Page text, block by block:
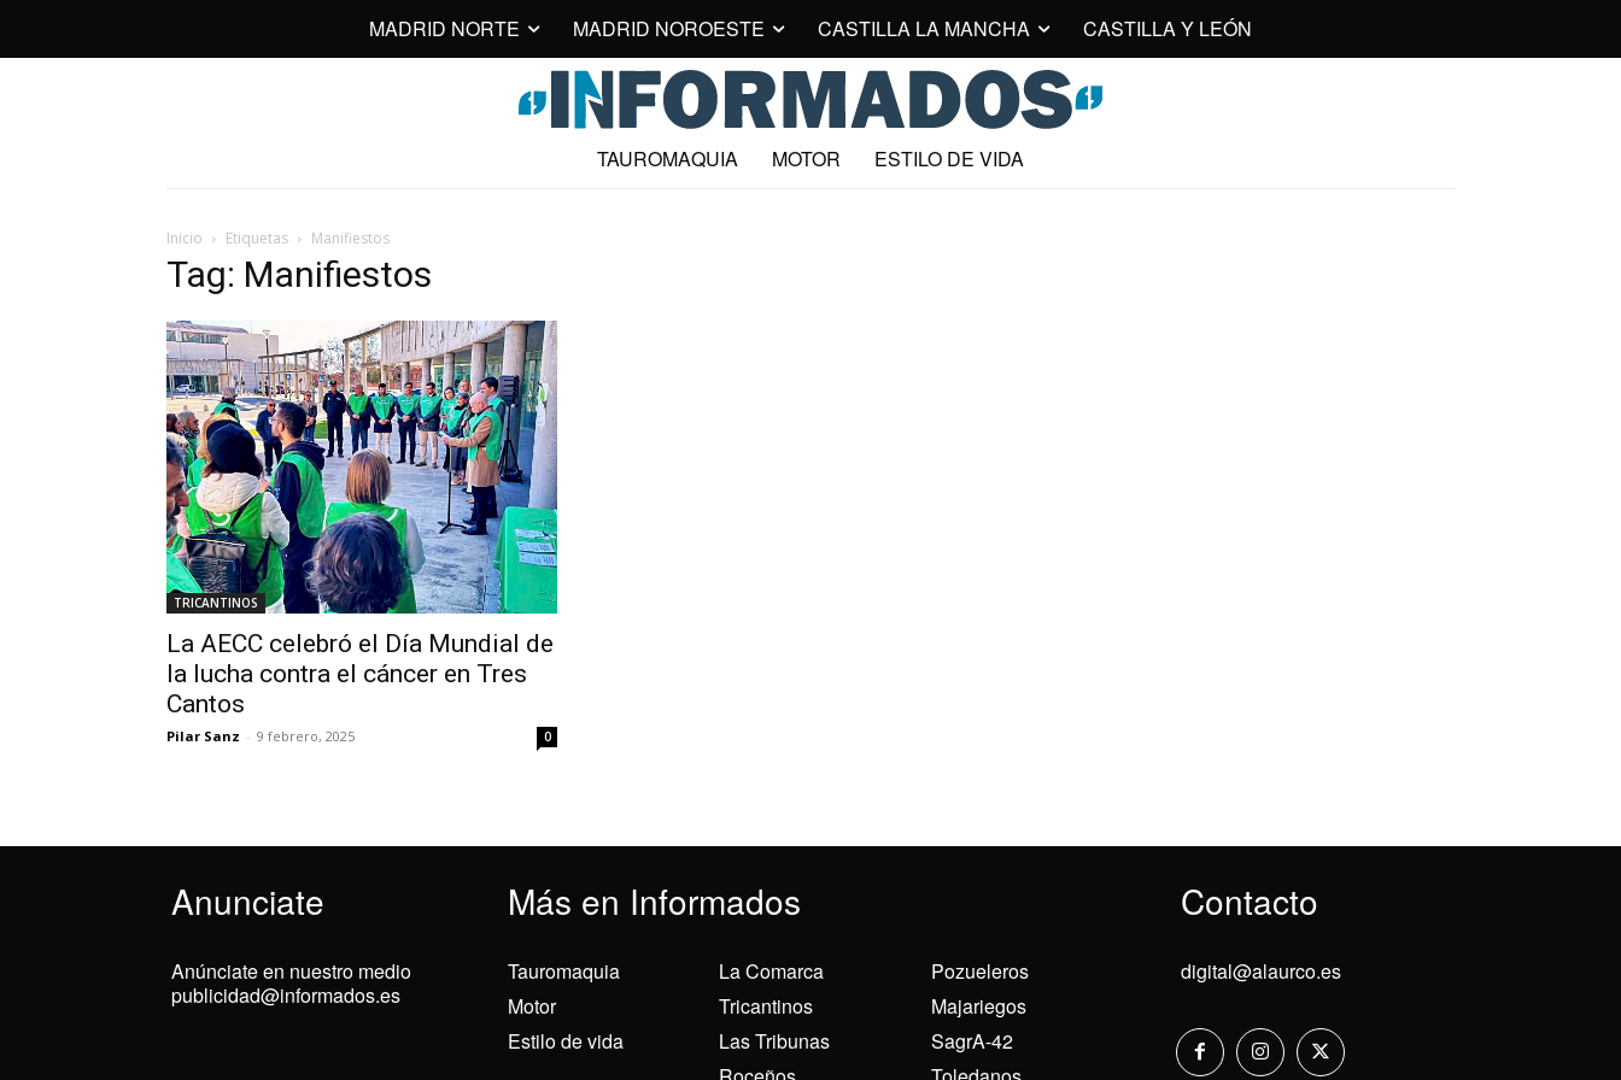
MADRID NORTE MADRID NOROESTE CASTILLA LA MANCHA CASTILLA Y LEÓN
TAUROMAQUIA MOTOR ESTILO DE VIDA
Inicio Etiquetas Manifiestos
Tag: Manifiestos
TRICANTINOS
La AECC celebró el Día Mundial de
la lucha contra el cáncer en Tres
Cantos
Pilar Sanz - 9 febrero, 2025 0
Anunciate Más en Informados Contacto
Anúnciate en nuestro medio
publicidad@informados.es
Tauromaquia
Motor
Estilo de vida
La Comarca
Tricantinos
Las Tribunas
Pozueleros
Majariegos
SagrA-42
digital@alaurco.es